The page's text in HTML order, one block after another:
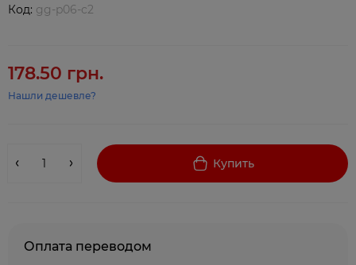
Код: gg-p06-c2
178.50 грн.
Нашли дешевле?
Купить
Оплата переводом